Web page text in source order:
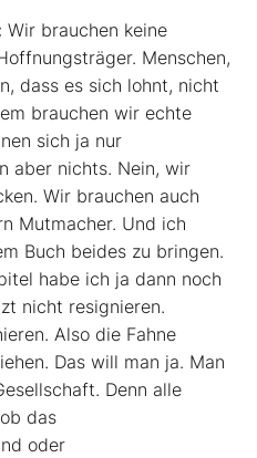
Wir brauchen keine
Menschen,
dass es sich lohnt, nicht
brauchen wir echte
sich ja nur
aber nichts. Nein, wir
Wir brauchen auch
Mutmacher. Und ich
Buch beides zu bringen.
habe ich ja dann noch
nicht resignieren.
Also die Fahne
Das will man ja. Man
Denn alle
das
oder